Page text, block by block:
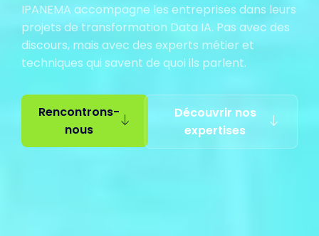
IPANEMA accompagne les entreprises dans leurs
projets de transformation Data IA. Pas avec des
discours, mais avec des experts métier et
techniques qui savent de quoi ils parlent.
Rencontrons-
nous
Découvrir nos
expertises